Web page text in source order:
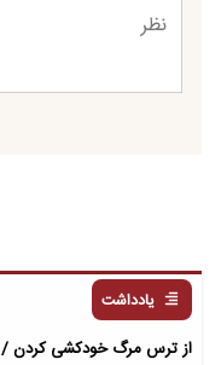
یادداشت
از ترس مرگ خودکشی کردن /